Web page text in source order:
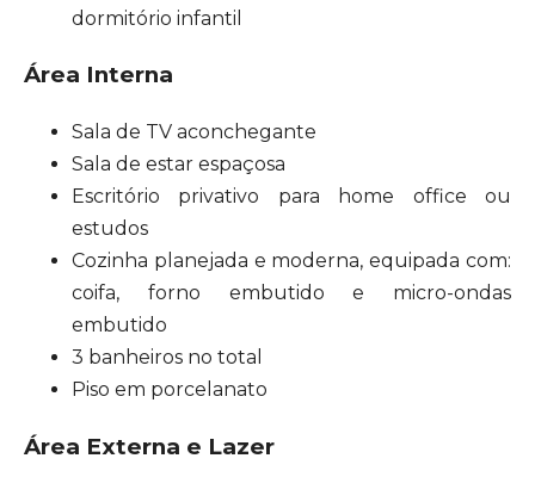
dormitório infantil
Área Interna
Sala de TV aconchegante
Sala de estar espaçosa
Escritório privativo para home office ou
estudos
Cozinha planejada e moderna, equipada com:
coifa, forno embutido e micro-ondas
embutido
3 banheiros no total
Piso em porcelanato
Área Externa e Lazer